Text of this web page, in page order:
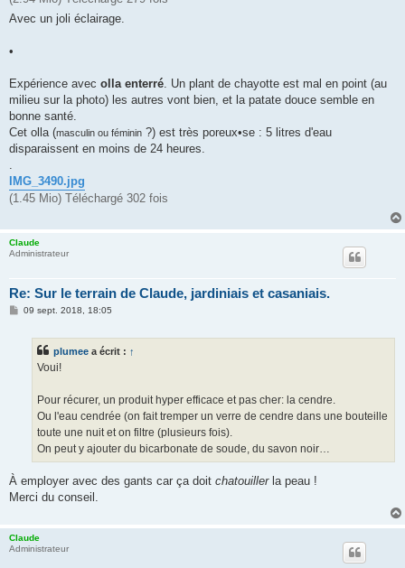
Avec un joli éclairage.
•
Expérience avec olla enterré . Un plant de chayotte est mal en point (au
milieu sur la photo) les autres vont bien, et la patate douce semble en
bonne santé.
Cet olla (masculin ou féminin ?) est très poreux•se : 5 litres d'eau
disparaissent en moins de 24 heures.
IMG_3490.jpg
(1.45 Mio) Téléchargé 302 fois
Claude
Administrateur
Re: Sur le terrain de Claude, jardiniais et casaniais.
M09 sept. 2018, 18:05
plumee a écrit : ↑
Voui!
Pour récurer, un produit hyper efficace et pas cher: la cendre.
Ou l'eau cendrée (on fait tremper un verre de cendre dans une bouteille
toute une nuit et on filtre (plusieurs fois).
On peut y ajouter du bicarbonate de soude, du savon noir…
À employer avec des gants car ça doit chatouillerla peau !
Merci du conseil.
Claude
Administrateur